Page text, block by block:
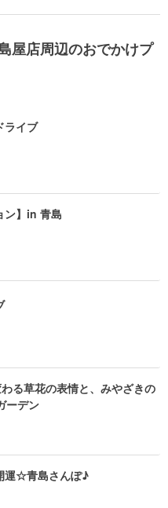
屋店周辺のおでかけプ
ライブ
ン】in 青島
わる草花の表情と、みやざきの
ーデン
運☆青島さんぽ♪